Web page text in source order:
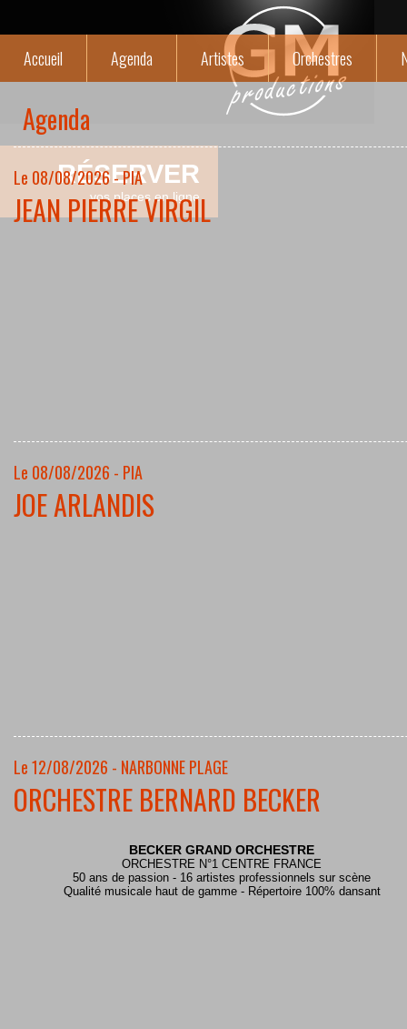
RÉSERVER
vos places en ligne
Accueil Agenda Artistes Orchestres
Agenda
Le 08/08/2026 - PIA
JEAN PIERRE VIRGIL
Le 08/08/2026 - PIA
JOE ARLANDIS
Le 12/08/2026 - NARBONNE PLAGE
ORCHESTRE BERNARD BECKER
BECKER GRAND ORCHESTRE
ORCHESTRE N°1 CENTRE FRANCE
50 ans de passion - 16 artistes professionnels sur scène
Qualité musicale haut de gamme - Répertoire 100% dansant